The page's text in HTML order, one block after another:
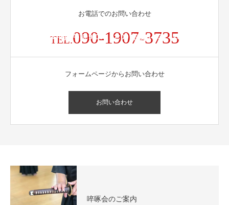
お電話でのお問い合わせ
TEL.090-1907-3735
受付時間 / 午前 9:00 - 12:00 午後 14:30 - 20:00
フォームページからお問い合わせ
お問い合わせ
啐啄会のご案内